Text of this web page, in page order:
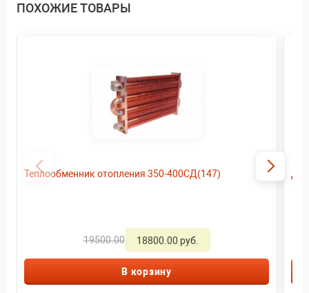
ПОХОЖИЕ ТОВАРЫ
Теплообменник отопления 350-400СД(147)
19500.00 18800.00 руб.
В корзину